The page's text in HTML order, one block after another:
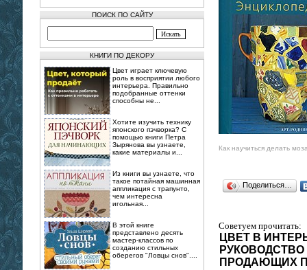
ПОИСК ПО САЙТУ
КНИГИ ПО ДЕКОРУ
Цвет играет ключевую
роль в восприятии любого
интерьера. Правильно
подобранные оттенки
способны не...
Хотите изучить технику
японского пэчворка? С
помощью книги Петра
Зырянова вы узнаете,
какие материалы и...
Из книги вы узнаете, что
такое потайная машинная
аппликация с трапунто,
чем интересна
игольная...
В этой книге
представлено десять
мастер-классов по
созданию стильных
оберегов "Ловцы снов"....
Как научиться делать
Поделиться…
Советуем прочитать:
ЦВЕТ В
ПРОДАЮЩИХ